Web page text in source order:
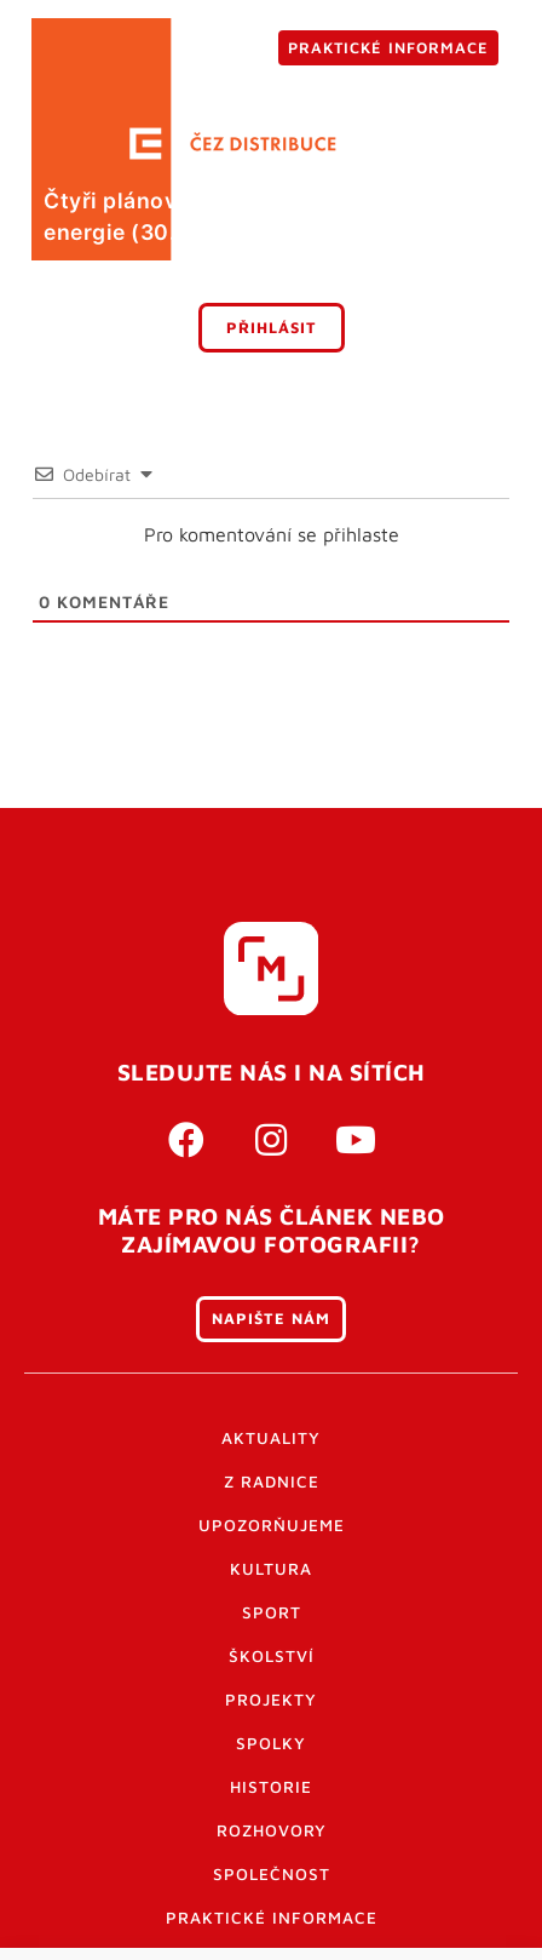
Čtyři plánované odstávky elektrické
energie (30. 7.)
PRAKTICKÉ INFORMACE
PŘIHLÁSIT
Odebírat
Pro komentování se přihlaste
0 KOMENTÁŘE
SLEDUJTE NÁS I NA SÍTÍCH
MÁTE PRO NÁS ČLÁNEK NEBO
ZAJÍMAVOU FOTOGRAFII?
NAPIŠTE NÁM
AKTUALITY
Z RADNICE
UPOZORŇUJEME
KULTURA
SPORT
ŠKOLSTVÍ
PROJEKTY
SPOLKY
HISTORIE
ROZHOVORY
SPOLEČNOST
PRAKTICKÉ INFORMACE